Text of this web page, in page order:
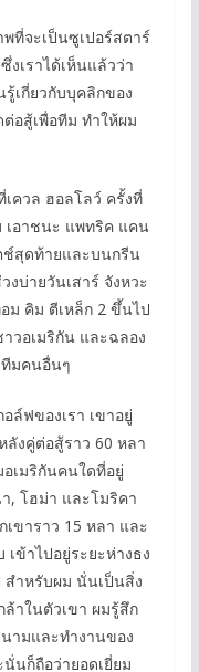
ที่จะเป็นซูเปอร์สตาร์
งเราได้เห็นแล้วว่า
รู้เกี่ยวกับบุคลิกของ
อสู้เพื่อทีม ทำให้ผม
ควล ฮอลโลว์ ครั้งที่
เอาชนะ แพทริค แคน
ช์สุดท้ายและบนกรีน
บ่ายวันเสาร์ จังหวะ
ม คิม ตีเหล็ก 2 ขึ้นไป
วอเมริกัน และฉลอง
ทีมคนอื่นๆ
ล์ฟของเรา เขาอยู่
งคู่ต่อสู้ราว 60 หลา
เมริกันคนใดที่อยู่
, โฮม่า และโมริคา
ขาราว 15 หลา และ
ข้าไปอยู่ระยะห่างธง
ำหรับผม นั่นเป็นสิ่ง
าในตัวเขา ผมรู้สึก
ามและทำงานของ
นก็ถือว่ายอดเยี่ยม